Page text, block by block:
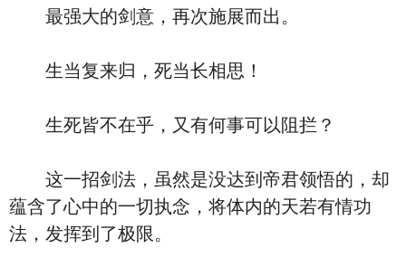
最强大的剑意，再次施展而出。
生当复来归，死当长相思！
生死皆不在乎，又有何事可以阻拦？
这一招剑法，虽然是没达到帝君领悟的，却
蕴含了心中的一切执念，将体内的天若有情功
法，发挥到了极限。